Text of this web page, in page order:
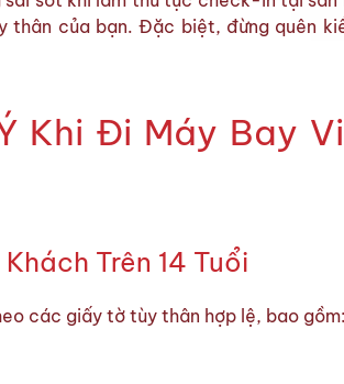
thân của bạn. Đặc biệt, đừng quên
Khi Đi Máy Bay
Trên 14 Tuổi
các giấy tờ tùy thân hợp lệ, bao gồm: